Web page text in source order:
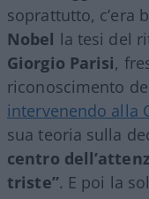
soprattutto, c’era
Nobel la tesi del
Giorgio Parisi,
riconoscimento
intervenendo alla
sua teoria sulla
centro
triste”. E poi la